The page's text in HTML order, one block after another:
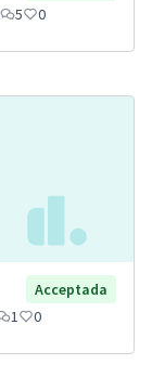
5 0
Acceptada
1 0